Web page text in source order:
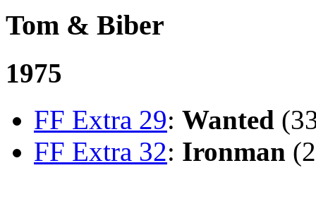
Tom & Biber
1975
FF Extra 29: Wanted
FF Extra 32: Ironman